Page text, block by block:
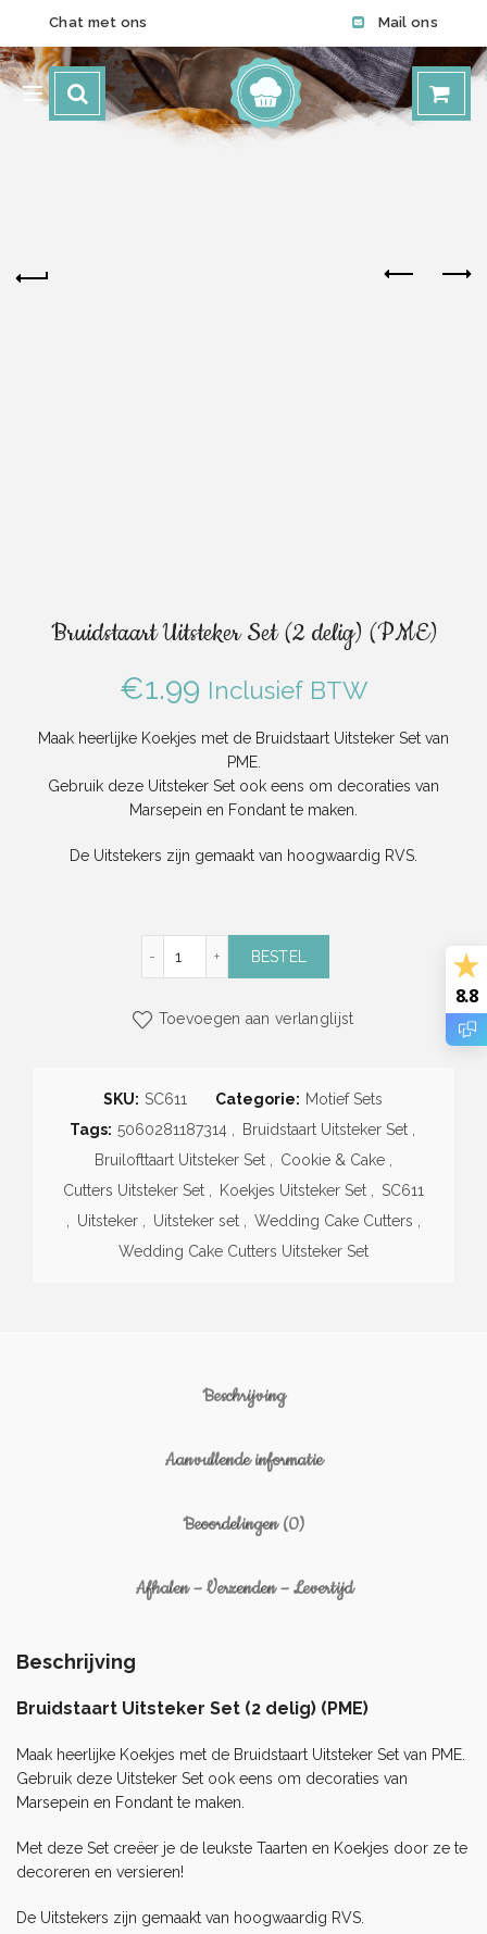
Chat met ons Mail ons
Bruidstaart Uitsteker Set (2 delig) (PME)
€1.99 Inclusief BTW
Maak heerlijke Koekjes met de Bruidstaart Uitsteker Set van
PME.
Gebruik deze Uitsteker Set ook eens om decoraties van
Marsepein en Fondant te maken.
De Uitstekers zijn gemaakt van hoogwaardig RVS.
BESTEL
Toevoegen aan verlanglijst
SKU: SC611 Categorie: Motief Sets
Tags: 5060281187314 Bruidstaart Uitsteker Set
Bruilofttaart Uitsteker Set
Cookie & Cake
Cutters Uitsteker Set
Koekjes Uitsteker Set
SC611
Uitsteker Uitsteker set Wedding Cake Cutters
Wedding Cake Cutters Uitsteker Set
Beschrijving
Aanvullende informatie
Beoordelingen (0)
Afhalen – Verzenden – Levertijd
Beschrijving
Bruidstaart Uitsteker Set (2 delig) (PME)
Maak heerlijke Koekjes met de Bruidstaart Uitsteker Set van PME.
Gebruik deze Uitsteker Set ook eens om decoraties van
Marsepein en Fondant te maken.
Met deze Set creëer je de leukste Taarten en Koekjes door ze te
decoreren en versieren!
De Uitstekers zijn gemaakt van hoogwaardig RVS.
8.8